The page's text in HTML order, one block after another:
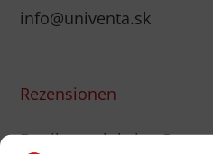
info@univenta.sk
Rezensionen
Es gibt noch keine